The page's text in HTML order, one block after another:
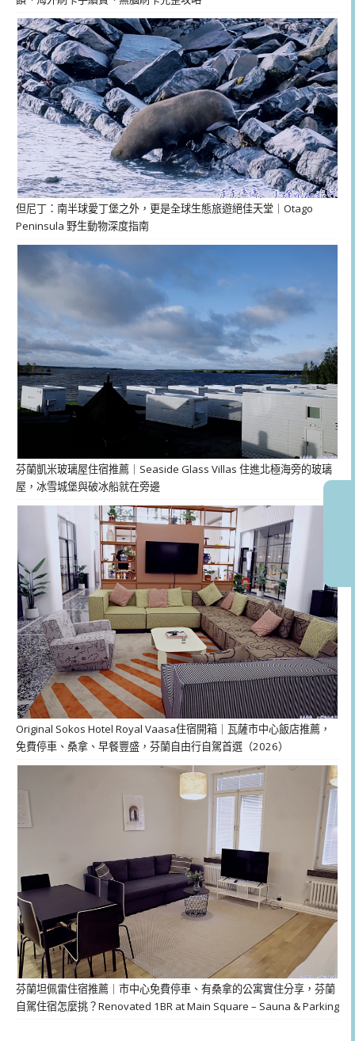
但尼丁：南半球愛丁堡之外，更是全球生態旅遊絕佳天堂｜Otago
Peninsula 野生動物深度指南
芬蘭凱米玻璃屋住宿推薦｜Seaside Glass Villas 住進北極海旁的玻璃
屋，冰雪城堡與破冰船就在旁邊
Original Sokos Hotel Royal Vaasa住宿開箱｜瓦薩市中心飯店推薦，
免費停車、桑拿、早餐豐盛，芬蘭自由行自駕首選（2026）
芬蘭坦佩雷住宿推薦｜市中心免費停車、有桑拿的公寓實住分享，芬蘭
自駕住宿怎麼挑？Renovated 1BR at Main Square – Sauna & Parking